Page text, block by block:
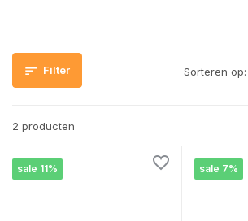
Filter
2 producten
Sorteren op:
sale 11% sale 7%